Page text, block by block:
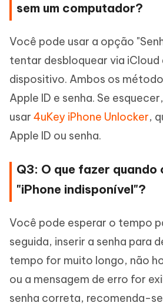
sem um computador?
Você pode usar a opção
tentar desbloquear via iCloud
dispositivo. Ambos os
Apple ID e senha. Se
usar 4uKey iPhone Unlocker,
Apple ID ou senha.
Q3: O que fazer quando
"iPhone indisponível"?
Você pode esperar o tempo
seguida, inserir a senha para
tempo for muito longo, não
ou a mensagem de erro for
senha correta, recomenda-